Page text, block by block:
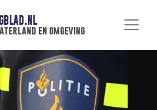
en omgeving